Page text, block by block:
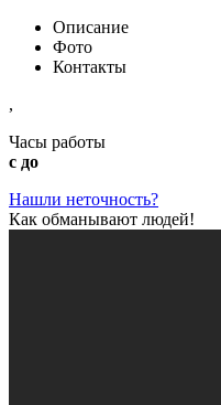
Описание
Фото
Контакты
,
Часы работы
с до
Нашли неточность?
Как обманывают людей!